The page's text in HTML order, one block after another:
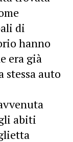
di
hanno
era già
stessa auto
abiti